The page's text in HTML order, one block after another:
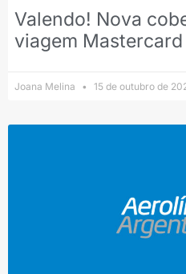
Valendo! Nova
viagem Mastercard
Joana Melina 15 de outubro de